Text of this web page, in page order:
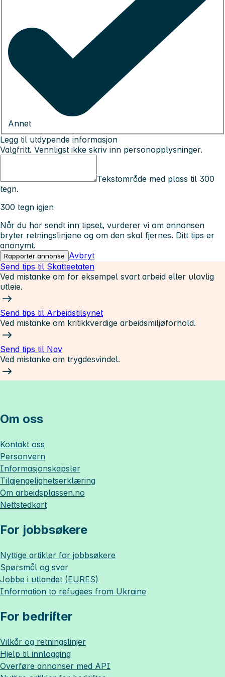
Annet
Legg til utdypende informasjon
Valgfritt. Vennligst ikke skriv inn personopplysninger.
Tekstområde med plass til 300
tegn.
300 tegn igjen
Når du har sendt inn tipset, vurderer vi om annonsen
bryter retningslinjene og om den skal fjernes. Ditt tips er
anonymt.
Rapporter annonse
Avbryt
Send tips til Skatteetaten
Ved mistanke om for eksempel svart arbeid eller ulovlig
utleie.
Send tips til Arbeidstilsynet
Ved mistanke om kritikkverdige arbeidsmiljøforhold.
Send tips til Nav
Ved mistanke om trygdesvindel.
Om oss
Kontakt oss
Personvern
Informasjonskapsler
Tilgjengelighetserklæring
Om arbeidsplassen.no
Nettstedkart
For jobbsøkere
Nyttige artikler for jobbsøkere
Spørsmål og svar
Jobbe i utlandet (EURES)
Information to refugees from Ukraine
For bedrifter
Vilkår og retningslinjer
Hjelp til innlogging
Overføre annonser med API